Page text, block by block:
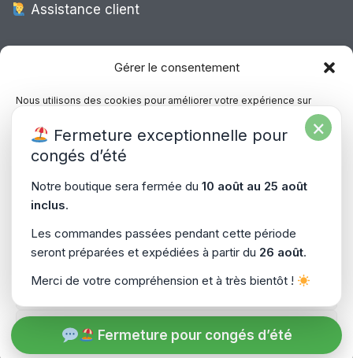
Gérer le consentement
Nous utilisons des cookies pour améliorer votre expérience sur
notre site, analyser le trafic et proposer des contenus personnalisés.
Vous pouvez accepter, refuser ou gérer vos préférences à tout
moment.
Gérer les services
Accepter
Voir les préférences
Assistance client
Expédition Europe
Livraison rapide dans toute l’Europe via
“ Mondial Relay
Copyright © 2026PiecesPC.fr| Développement & Design
Fermeture pour congés d’été
×
Fermeture exceptionnelle pour
congés d’été
Notre boutique sera fermée du 10 août au 25 août
inclus.
Les commandes passées pendant cette période
seront préparées et expédiées à partir du 26 août.
Merci de votre compréhension et à très bientôt !